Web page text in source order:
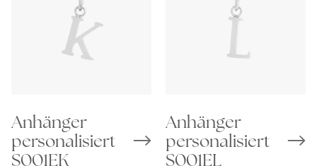
Anhänger
personalisiert
S001EK
Anhänger
personalisiert
S001EL